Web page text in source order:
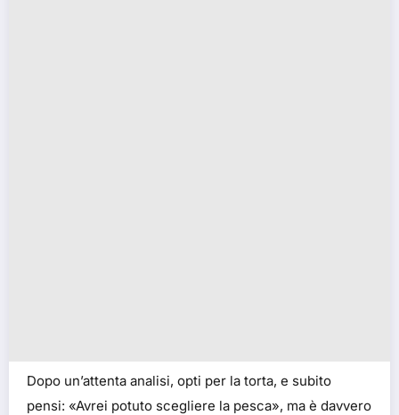
Dopo un’attenta analisi, opti per la torta, e subito
pensi: «Avrei potuto scegliere la pesca», ma è davvero